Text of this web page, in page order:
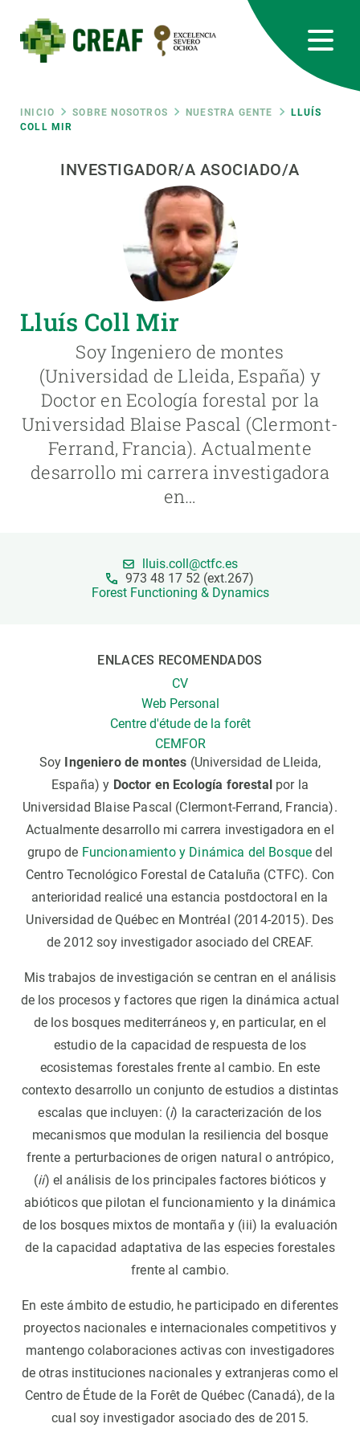
contenido
principal
Ruta
de
navegación
INICIO SOBRE NOSOTROS NUESTRA GENTE
LLUÍS
COLL MIR
INVESTIGADOR/A ASOCIADO/A
Lluís Coll Mir
Soy Ingeniero de montes
(Universidad de Lleida, España) y
Doctor en Ecología forestal por la
Universidad Blaise Pascal (Clermont-
Ferrand, Francia). Actualmente
desarrollo mi carrera investigadora
en…
lluis.coll@ctfc.es
973 48 17 52 (ext.267)
Forest Functioning & Dynamics
ENLACES RECOMENDADOS
CV
Web Personal
Centre d'étude de la forêt
CEMFOR
Soy Ingeniero de montes (Universidad de Lleida,
España) y Doctor en Ecología forestalpor la
Universidad Blaise Pascal (Clermont-Ferrand, Francia).
Actualmente desarrollo mi carrera investigadora en el
grupo de Funcionamiento y Dinámica del Bosque del
Centro Tecnológico Forestal de Cataluña (CTFC). Con
anterioridad realicé una estancia postdoctoral en la
Universidad de Québec en Montréal (2014-2015). Des
de 2012 soy investigador asociado del CREAF.
Mis trabajos de investigación se centran en el análisis
de los procesos y factores que rigen la dinámica actual
de los bosques mediterráneos y, en particular, en el
estudio de la capacidad de respuesta de los
ecosistemas forestales frente al cambio. En este
contexto desarrollo un conjunto de estudios a distintas
escalas que incluyen: (i) la caracterización de los
mecanismos que modulan la resiliencia del bosque
frente a perturbaciones de origen natural o antrópico,
(ii) el análisis de los principales factores bióticos y
abióticos que pilotan el funcionamiento y la dinámica
de los bosques mixtos de montaña y (iii) la evaluación
de la capacidad adaptativa de las especies forestales
frente al cambio.
En este ámbito de estudio, he participado en diferentes
proyectos nacionales e internacionales competitivos y
mantengo colaboraciones activas con investigadores
de otras instituciones nacionales y extranjeras como el
Centro de Étude de la Forêt de Québec (Canadá), de la
cual soy investigador asociado des de 2015.
RRSS
Featured
responsive
Responsive
CIENCIA EN ACCIÓN
ÚNETE A NOSOTROS
PARTICIPA
NOTICIAS Y AGENDA